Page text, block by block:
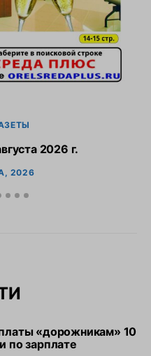
2026 г.
2026
«дорожникам» 10
по зарплате